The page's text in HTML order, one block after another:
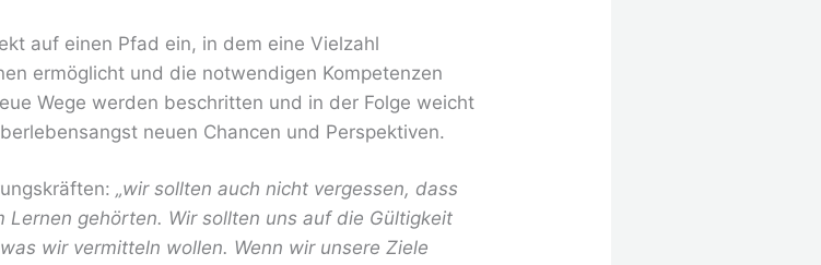
auf einen Pfad ein, in dem eine Vielzahl
ermöglicht und die notwendigen Kompetenzen
Wege werden beschritten und in der Folge weicht
neuen Chancen und Perspektiven.
„wir sollten auch nicht vergessen, dass
Lernen gehörten. Wir sollten uns auf die Gültigkeit
wir vermitteln wollen. Wenn wir unsere Ziele